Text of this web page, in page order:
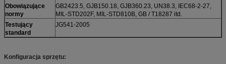
Obowiązujące
normy
GB2423.5, GJB150.18, GJB360.23, UN38.3, IEC68-2-27,
MIL-STD202F, MIL-STD810B, GB / T18287 itd.
Testujący
standard
JG541-2005
Konfiguracja sprzętu: